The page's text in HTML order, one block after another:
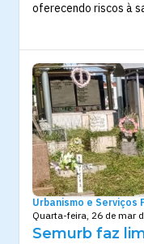
oferecendo riscos à
Urbanismo e Serviços
Quarta-feira, 26 de mar
Semurb faz